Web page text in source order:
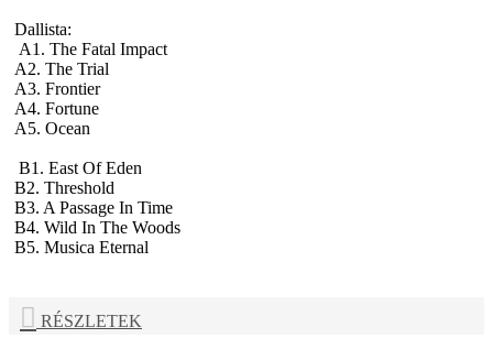
Dallista:
A1. The Fatal Impact
A2. The Trial
A3. Frontier
A4. Fortune
A5. Ocean
B1. East Of Eden
B2. Threshold
B3. A Passage In Time
B4. Wild In The Woods
B5. Musica Eternal
RÉSZLETEK